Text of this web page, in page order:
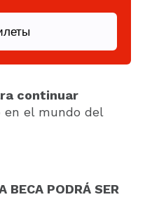
continuar
en el mundo del
BECA PODRÁ SER